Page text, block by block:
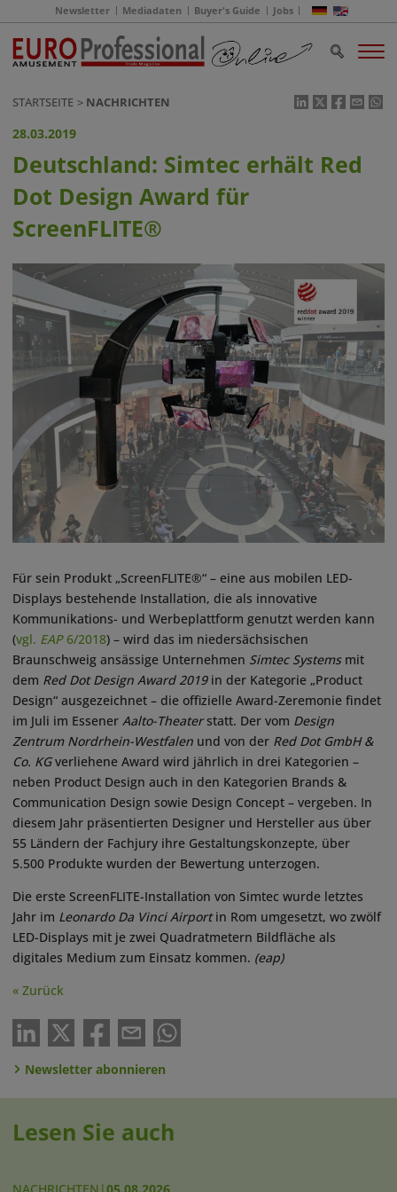
Newsletter Mediadaten Buyer's Guide Jobs
STARTSEITE NACHRICHTEN
28.03.2019
Deutschland: Simtec erhält Red
Dot Design Award für
ScreenFLITE®
Für sein Produkt „ScreenFLITE®“ – eine aus mobilen LED-
Displays bestehende Installation, die als innovative
Kommunikations- und Werbeplattform genutzt werden kann
(vgl. EAP6/2018) – wird das im niedersächsischen
Braunschweig ansässige Unternehmen Simtec Systemsmit
dem Red Dot Design Award 2019in der Kategorie „Product
Design“ ausgezeichnet – die offizielle Award-Zeremonie findet
im Juli im Essener Aalto-Theaterstatt. Der vom Design
Zentrum Nordrhein-Westfalen und von der Red Dot GmbH &
Co. KGverliehene Award wird jährlich in drei Kategorien –
neben Product Design auch in den Kategorien Brands &
Communication Design sowie Design Concept – vergeben. In
diesem Jahr präsentierten Designer und Hersteller aus über
55 Ländern der Fachjury ihre Gestaltungskonzepte, über
5.500 Produkte wurden der Bewertung unterzogen.
Die erste ScreenFLITE-Installation von Simtec wurde letztes
Jahr im Leonardo Da Vinci Airportin Rom umgesetzt, wo zwölf
LED-Displays mit je zwei Quadratmetern Bildfläche als
digitales Medium zum Einsatz kommen. (eap)
« Zurück
Newsletter abonnieren
Lesen Sie auch